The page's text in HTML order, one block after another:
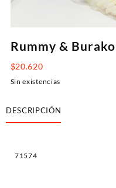
Rummy &
$20.620
Sin existencias
DESCRIPCIÓN
71574